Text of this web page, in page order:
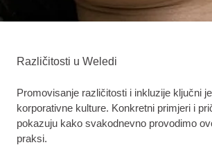
Različitosti u Weledi
Promovisanje različitosti i inkluzije ključni
korporativne kulture. Konkretni primjeri i
pokazuju kako svakodnevno provodimo
praksi.